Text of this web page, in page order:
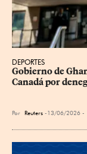
DEPORTES
Gobierno de
Canadá por
Por Reuters 13/06/2026 -